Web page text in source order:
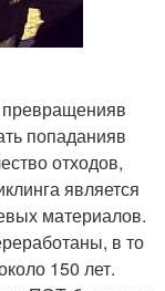
попаданияв
отходов,
является
материалов.
в то
150 лет.